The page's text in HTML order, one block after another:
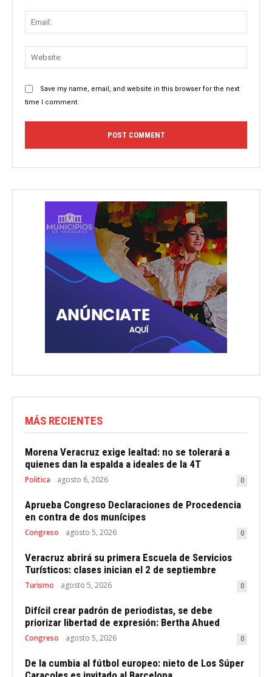
Save my name, email, and website in this browser for the next
time I comment.
MÁS RECIENTES
Morena Veracruz exige lealtad: no se tolerará a
quienes dan la espalda a ideales de la 4T
Politica agosto 6, 2026 0
Aprueba Congreso Declaraciones de Procedencia
en contra de dos munícipes
Congreso agosto 5, 2026 0
Veracruz abrirá su primera Escuela de Servicios
Turísticos: clases inician el 2 de septiembre
Turismo agosto 5, 2026 0
Difícil crear padrón de periodistas, se debe
priorizar libertad de expresión: Bertha Ahued
Congreso agosto 5, 2026 0
De la cumbia al fútbol europeo: nieto de Los Súper